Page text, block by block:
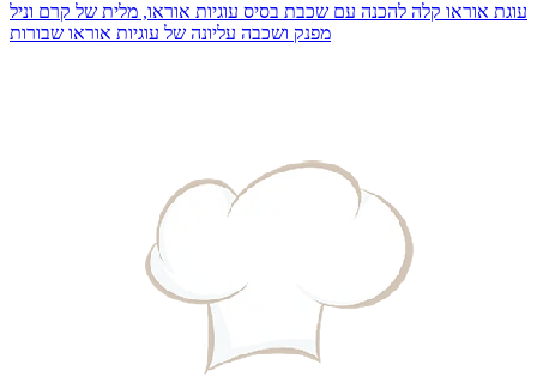
עוגת אוראו קלה להכנה עם שכבת בסיס עוגיות אוראו, מלית של קרם וניל
מפנק ושכבה עליונה של עוגיות אוראו שבורות